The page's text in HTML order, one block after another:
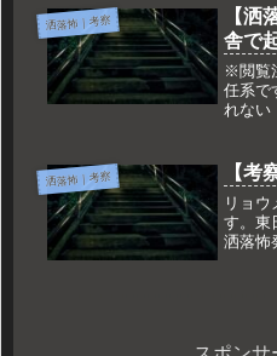
す。
この
峠...
洒落怖｜考察
【
舎で
※閲覧
任系で
れない
かわ
2011/
洒落怖｜考察 【考
リョ
す。東
洒落怖